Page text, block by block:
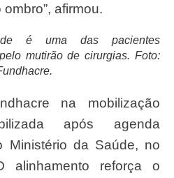
afirmou.
é uma das pacientes
mutirão de cirurgias. Foto:
após agenda
Ministério da Saúde, no
alinhamento reforça o